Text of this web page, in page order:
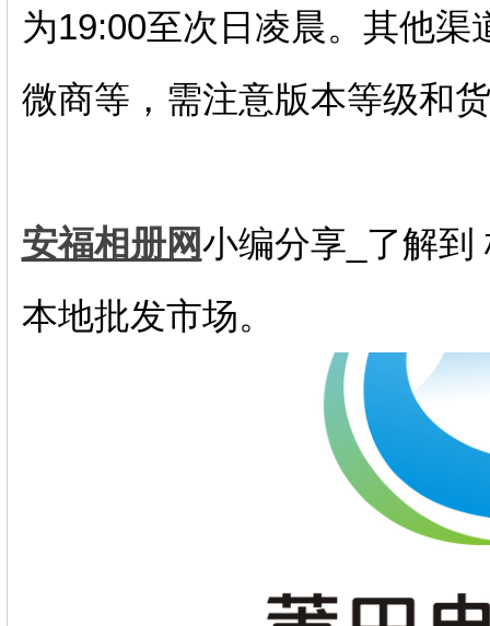
为19:00至次日凌晨。其他
微商等，需注意版本等级和
安福相册网小编分享_了解到
‌本地批发市场‌。